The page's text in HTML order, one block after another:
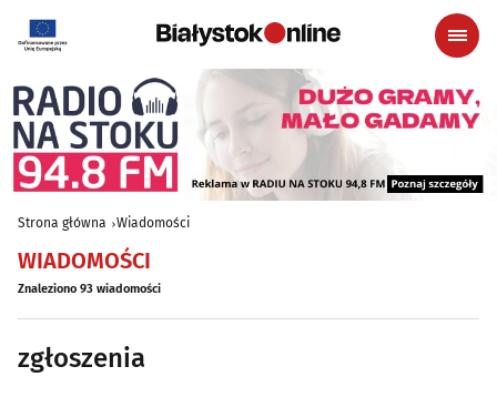
Strona główna Wiadomości
WIADOMOŚCI
Znaleziono 93 wiadomości
zgłoszenia